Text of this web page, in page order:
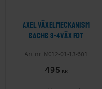
Axel växelmeckanism
Sachs 3-4väx fot
M012-01-13-601
495 KR